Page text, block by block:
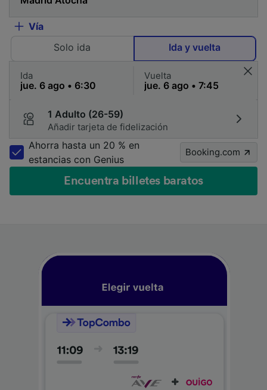
Vía
Solo ida
Ida y vuelta
Ida Vuelta
1 Adulto (26-59)
Añadir tarjeta de fidelización
Ahorra hasta un 20 % en
estancias con Genius
Booking.com
Encuentra billetes baratos